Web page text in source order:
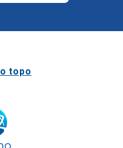
topo